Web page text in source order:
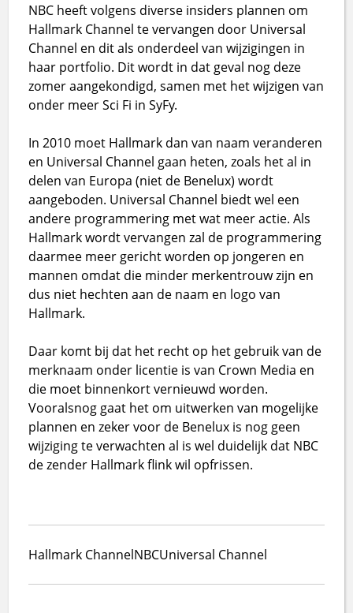
NBC heeft volgens diverse insiders plannen om
Hallmark Channel te vervangen door Universal
Channel en dit als onderdeel van wijzigingen in
haar portfolio. Dit wordt in dat geval nog deze
zomer aangekondigd, samen met het wijzigen van
onder meer Sci Fi in SyFy.
In 2010 moet Hallmark dan van naam veranderen
en Universal Channel gaan heten, zoals het al in
delen van Europa (niet de Benelux) wordt
aangeboden. Universal Channel biedt wel een
andere programmering met wat meer actie. Als
Hallmark wordt vervangen zal de programmering
daarmee meer gericht worden op jongeren en
mannen omdat die minder merkentrouw zijn en
dus niet hechten aan de naam en logo van
Hallmark.
Daar komt bij dat het recht op het gebruik van de
merknaam onder licentie is van Crown Media en
die moet binnenkort vernieuwd worden.
Vooralsnog gaat het om uitwerken van mogelijke
plannen en zeker voor de Benelux is nog geen
wijziging te verwachten al is wel duidelijk dat NBC
de zender Hallmark flink wil opfrissen.
Hallmark ChannelNBCUniversal Channel